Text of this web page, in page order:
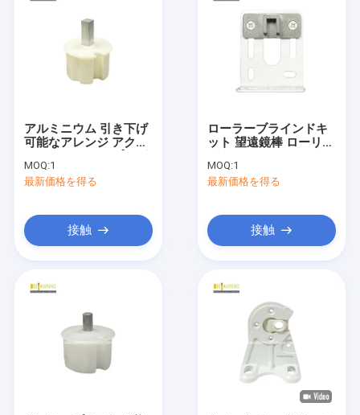
わたしたち に つい て
工場 ツアー
アルミニウム 引き下げ
可能なアレンジ アクセ
アレンジ 窓の部品
MOQ:1
最新価格を得る
接触
ローラーブラインドキ
ット 望遠鏡棒 ローリン
MOQ:1
最新価格を得る
接触